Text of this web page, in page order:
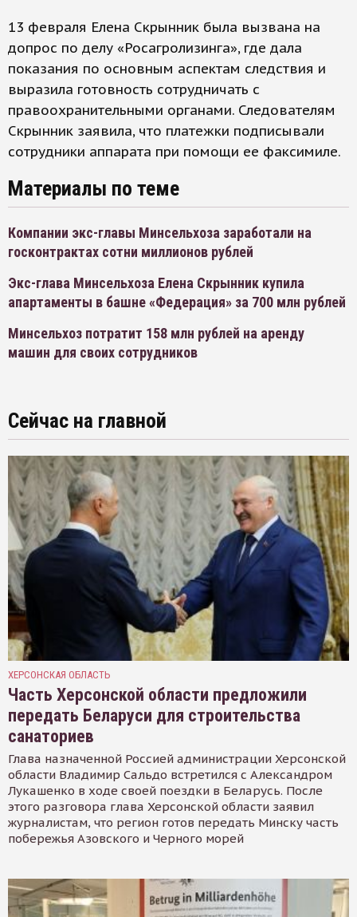
13 февраля Елена Скрынник была вызвана на
допрос по делу «Росагролизинга», где дала
показания по основным аспектам следствия и
выразила готовность сотрудничать с
правоохранительными органами. Следователям
Скрынник заявила, что платежки подписывали
сотрудники аппарата при помощи ее факсимиле.
Материалы по теме
Компании экс-главы Минсельхоза заработали на
госконтрактах сотни миллионов рублей
Экс-глава Минсельхоза Елена Скрынник купила
апартаменты в башне «Федерация» за 700 млн рублей
Минсельхоз потратит 158 млн рублей на аренду
машин для своих сотрудников
Сейчас на главной
ХЕРСОНСКАЯ ОБЛАСТЬ
Часть Херсонской области предложили
передать Беларуси для строительства
санаториев
Глава назначенной Россией администрации Херсонской
области Владимир Сальдо встретился с Александром
Лукашенко в ходе своей поездки в Беларусь. После
этого разговора глава Херсонской области заявил
журналистам, что регион готов передать Минску часть
побережья Азовского и Черного морей